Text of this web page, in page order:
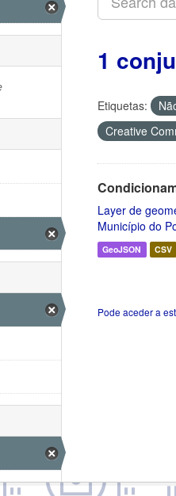
1
Etiquetas:
Creative
Layer de
Município do
GeoJSON CSV
Pode aceder a